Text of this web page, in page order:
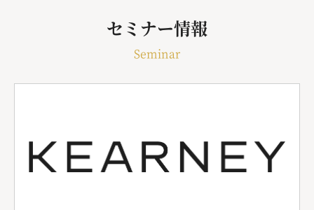
セミナー情報
Seminar